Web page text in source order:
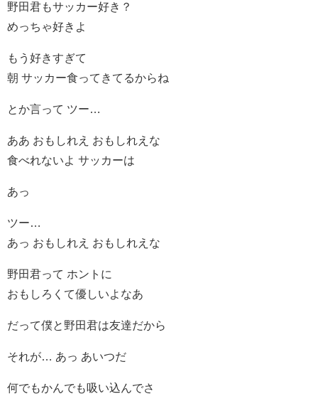
野田君もサッカー好き？
めっちゃ好きよ
もう好きすぎて
朝 サッカー食ってきてるからね
とか言って ツー…
ああ おもしれえ おもしれえな
食べれないよ サッカーは
あっ
ツー…
あっ おもしれえ おもしれえな
野田君って ホントに
おもしろくて優しいよなあ
だって僕と野田君は友達だから
それが… あっ あいつだ
何でもかんでも吸い込んでさ